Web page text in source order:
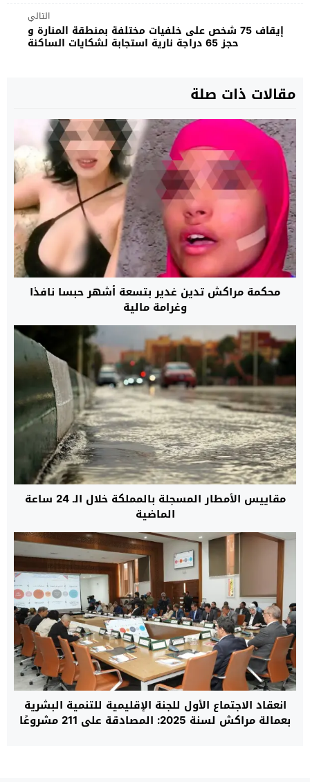
التالي
إيقاف 75 شخص على خلفيات مختلفة بمنطقة المنارة و
حجز 65 دراجة نارية استجابة لشكايات الساكنة
مقالات ذات صلة
محكمة مراكش تدين غدير بتسعة أشهر حبسا نافذا
وغرامة مالية
مقاييس الأمطار المسجلة بالمملكة خلال الـ 24 ساعة
الماضية
انعقاد الاجتماع الأول للجنة الإقليمية للتنمية البشرية
بعمالة مراكش لسنة 2025: المصادقة على 211 مشروعًا